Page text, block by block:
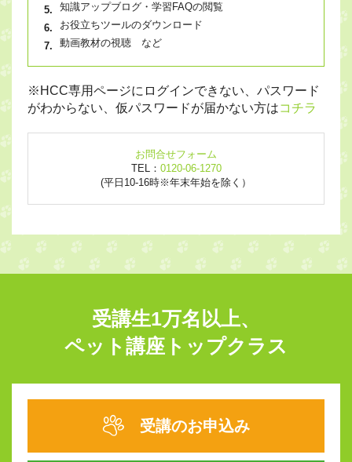
知識アップブログ・学習FAQの閲覧
お役立ちツールのダウンロード
動画教材の視聴 など
※HCC専用ページにログインできない、パスワード
がわからない、仮パスワードが届かない方はコチラ
お問合せフォーム
TEL： 0120-06-1270
(平日10-16時※年末年始を除く）
受講生1万名以上、
ペット講座トップクラス
受講のお申込み